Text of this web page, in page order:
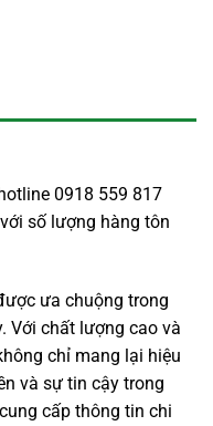
0918 559 817
số lượng hàng tôn
ưa chuộng trong
Với chất lượng cao và
chỉ mang lại hiệu
và sự tin cậy trong
cấp thông tin chi